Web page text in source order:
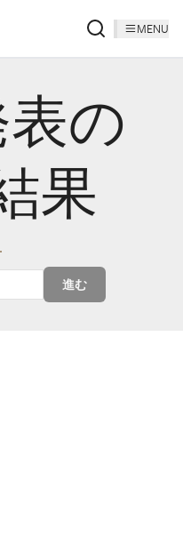
MENU
の
果
進む